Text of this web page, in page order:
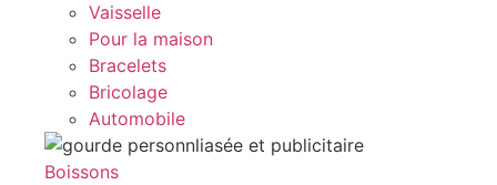
Vaisselle
Pour la maison
Bracelets
Bricolage
Automobile
Boissons